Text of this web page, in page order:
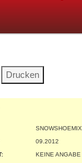
SNOWSHOEMIX
09.2012
KEINE ANGABE